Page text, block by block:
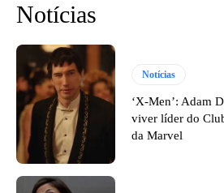
Notícias
Notícias
‘X-Men’: Adam
viver líder do
da Marvel